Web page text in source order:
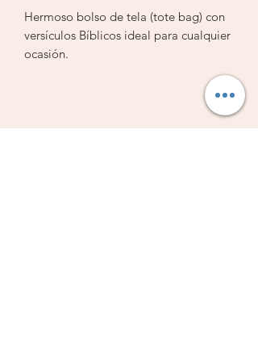
Hermoso bolso de tela (tote bag) con
versículos Bíblicos ideal para cualquier
ocasión.
- Diseño en ambos lados del bolso
- Tela de yute de alta calidad a todo
color